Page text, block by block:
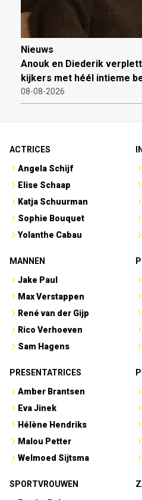
Nieuws
Anouk en Diederik
kijkers met héél intieme
08-08-2026
ACTRICES
Angela Schijf
Elise Schaap
Katja Schuurman
Sophie Bouquet
Yolanthe Cabau
MANNEN
Jake Paul
Max Verstappen
René van der Gijp
Rico Verhoeven
Sam Hagens
PRESENTATRICES
Amber Brantsen
Eva Jinek
Hélène Hendriks
Malou Petter
Welmoed Sijtsma
SPORTVROUWEN